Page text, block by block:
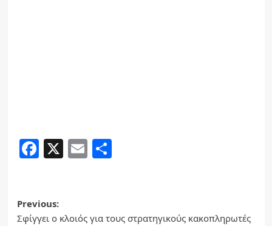
Facebook
X Email
Post
Previous:
Σφίγγει ο κλοιός για τους στρατηγικούς κακοπληρωτές